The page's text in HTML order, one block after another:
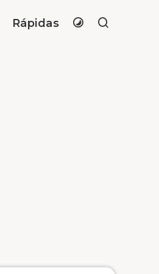
Rápidas